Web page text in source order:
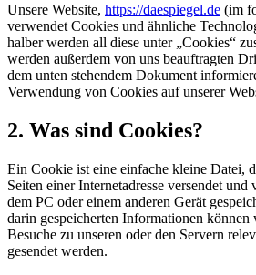
Unsere Website, https://daespiegel.de (im
verwendet Cookies und ähnliche
halber werden all diese unter „Cookies“
werden außerdem von uns beauftragten
dem unten stehendem Dokument
Verwendung von Cookies auf unserer
2. Was sind Cookies?
Ein Cookie ist eine einfache kleine Datei,
Seiten einer Internetadresse versendet
dem PC oder einem anderen Gerät
darin gespeicherten Informationen können
Besuche zu unseren oder den Servern
gesendet werden.